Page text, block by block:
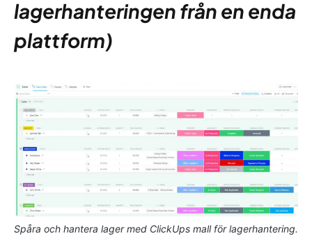
lagerhanteringen från en enda
plattform)
Spåra och hantera lager med ClickUps mall för lagerhantering.